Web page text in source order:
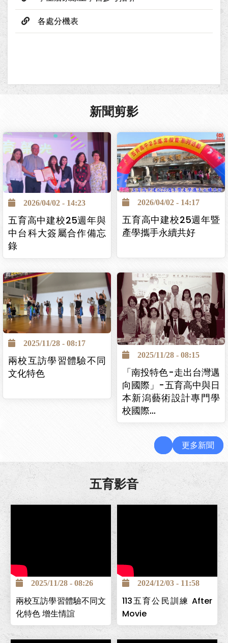
各處分機表
新聞剪影
2026/04/02 - 14:23
五育高中建校25週年與
中台科大簽屬合作備忘
錄
2026/04/02 - 14:17
五育高中建校25週年暨
產學攜手永續共好
2025/11/28 - 08:17
兩校互訪學習體驗不同
文化特色
2025/11/28 - 08:15
「南投特色-走出台灣邁
向國際」-五育高中與日
本新潟藝術設計專門學
校國際…
更多新聞
五育影音
2025/11/28 - 08:26
兩校互訪學習體驗不同文
化特色 增生情誼
2024/12/03 - 11:58
113五育公民訓練 After
Movie